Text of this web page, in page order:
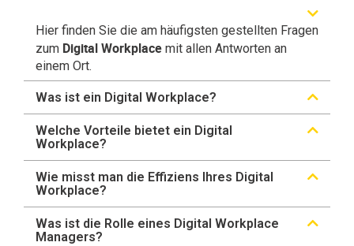
Hier finden Sie die am häufigsten gestellten Fragen
zum Digital Workplace mit allen Antworten an
einem Ort.
Was ist ein Digital Workplace?
Welche Vorteile bietet ein Digital
Workplace?
Wie misst man die Effiziens Ihres Digital
Workplace?
Was ist die Rolle eines Digital Workplace
Managers?